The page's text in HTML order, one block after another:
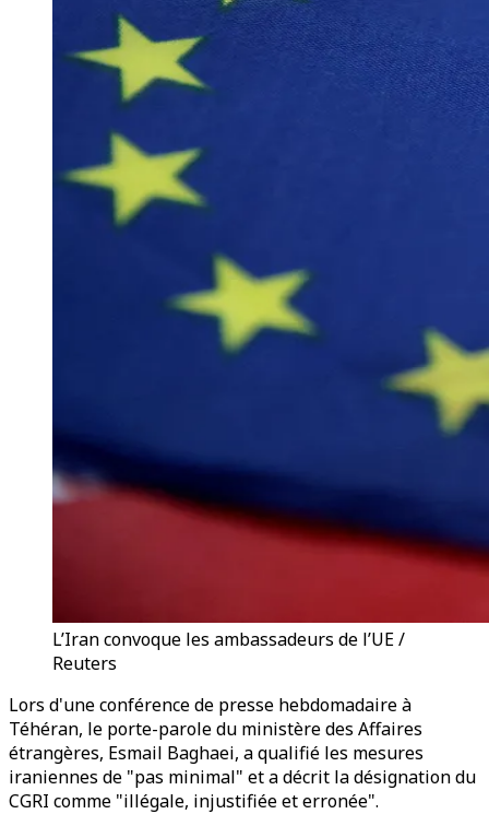
L’Iran convoque les ambassadeurs de l’UE /
Reuters
Lors d'une conférence de presse hebdomadaire à
Téhéran, le porte-parole du ministère des Affaires
étrangères, Esmail Baghaei, a qualifié les mesures
iraniennes de "pas minimal" et a décrit la désignation du
CGRI comme "illégale, injustifiée et erronée".